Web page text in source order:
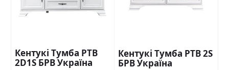
Кентукі Тумба РТВ
2D1S БРВ Україна
Кентукі Тумба РТВ 2S
БРВ Україна